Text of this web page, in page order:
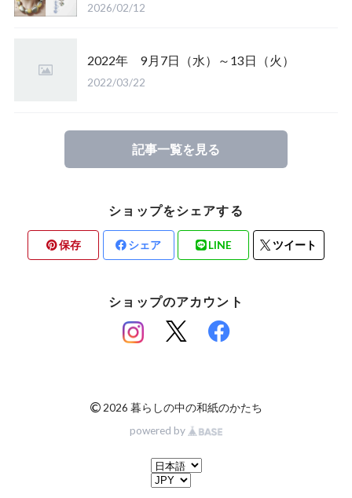
2026/02/12
2022年 9月7日（水）～13日（火）
2022/03/22
記事一覧を見る
ショップをシェアする
保存 シェア LINE ツイート
ショップのアカウント
©2026 暮らしの中の和紙のかたち
powered by